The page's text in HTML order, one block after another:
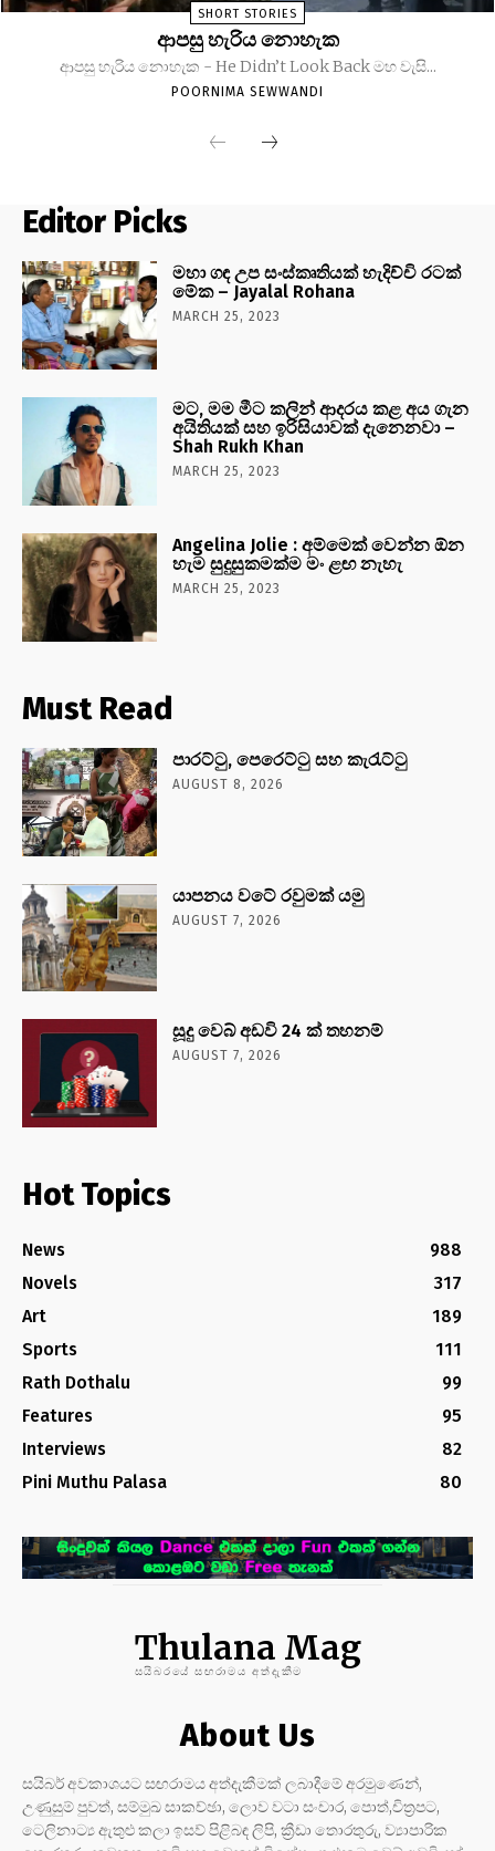
SHORT STORIES
ආපසු හැරිය නොහැක
ආපසු හැරිය නොහැක - He Didn’t Look Back මහ වැසි...
POORNIMA SEWWANDI
Editor Picks
මහා ගඳ උප සංස්කෘතියක් හැදිච්චි රටක්
මේක – Jayalal Rohana
MARCH 25, 2023
මට, මම මීට කලින් ආදරය කළ අය ගැන
අයිතියක් සහ ඉරිසියාවක් දැනෙනවා –
Shah Rukh Khan
MARCH 25, 2023
Angelina Jolie : අම්මෙක් වෙන්න ඕන
හැම සුදුසුකමක්ම මං ළඟ නැහැ
MARCH 25, 2023
Must Read
පාරට්ටු, පෙරෙට්ටු සහ කැරැට්ටු
AUGUST 8, 2026
යාපනය වටේ රවුමක් යමු
AUGUST 7, 2026
සූදු වෙබ් අඩවි 24 ක් තහනම්
AUGUST 7, 2026
Hot Topics
News
988
Novels
317
Art
189
Sports
111
Rath Dothalu
99
Features
95
Interviews
82
Pini Muthu Palasa
80
Thulana Mag
සයිබරයේ සඟරාමය අත්දැකීම
About Us
සයිබර් අවකාශයට සඟරාමය අත්දැකීමක් ලබාදීමේ අරමුණෙන්,
උණුසුම් පුවත්, සම්මුඛ සාකච්ඡා, ලොව වටා සංචාර, පොත්,චිත්‍රපට,
ටෙලිනාට්‍ය ඇතුළු කලා ඉසව් පිළිබඳ ලිපි, ක්‍රීඩා තොරතුරු, ව්‍යාපාරික